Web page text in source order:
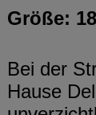
Größe:
Bei der
Hause